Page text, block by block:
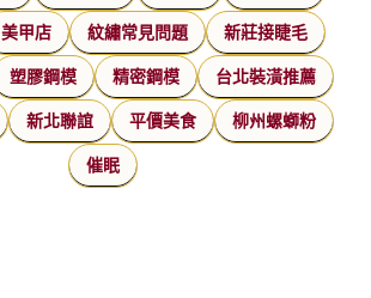
美甲店 紋繡常見問題 新莊接睫毛
塑膠鋼模 精密鋼模 台北裝潢推薦
新北聯誼 平價美食 柳州螺螄粉
催眠